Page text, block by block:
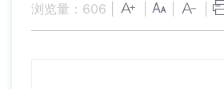
浏览量： 606